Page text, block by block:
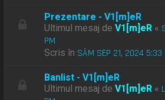
Prezentare - V1[m]eR
Ultimul mesaj deV1[m]eR «
PM
Scris în SÂM SEP 21, 2024 5:33
Banlist - V1[m]eR
Ultimul mesaj deV1[m]eR «